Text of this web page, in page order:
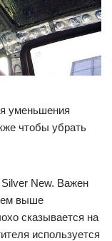
уменьшения
чтобы убрать
New. Важен
выше
сказывается на
используется